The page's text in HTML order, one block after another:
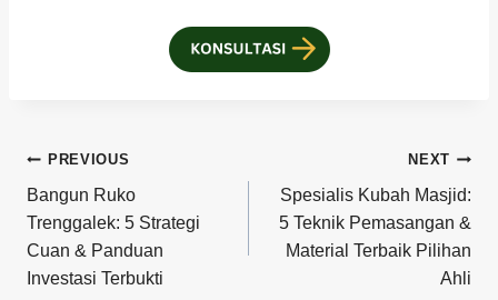
Post
navigation
PREVIOUS
Bangun Ruko
Trenggalek: 5 Strategi
Cuan & Panduan
Investasi Terbukti
NEXT
Spesialis Kubah Masjid:
5 Teknik Pemasangan &
Material Terbaik Pilihan
Ahli